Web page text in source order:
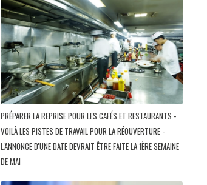
PRÉPARER LA REPRISE POUR LES CAFÉS ET RESTAURANTS -
VOILÀ LES PISTES DE TRAVAIL POUR LA RÉOUVERTURE -
L'ANNONCE D'UNE DATE DEVRAIT ÊTRE FAITE LA 1ÈRE SEMAINE
DE MAI